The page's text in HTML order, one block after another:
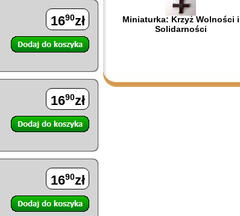
1690zł
1690zł
1690zł
Miniaturka: Krzyż Wolności i
Solidarności